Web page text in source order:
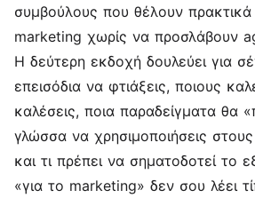
συμβούλους που θέλουν
marketing χωρίς να προσλάβουν
Η δεύτερη εκδοχή δουλεύει για
επεισόδια να φτιάξεις, ποιους
καλέσεις, ποια παραδείγματα θα
γλώσσα να χρησιμοποιήσεις
και τι πρέπει να σηματοδοτεί το
«για το marketing» δεν σου λέει